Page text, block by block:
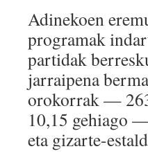
Adinekoen
programak
partidak
jarraipena
orokorrak —
10,15 gehiago
eta gizarte-